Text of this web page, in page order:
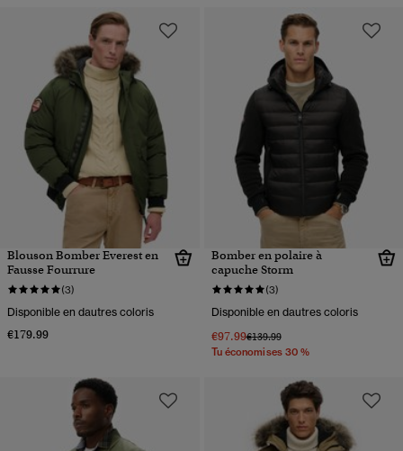
Blouson Bomber Everest en
Fausse Fourrure
(3)
Disponible en dautres coloris
€179.99
Bomber en polaire à
capuche Storm
(3)
Disponible en dautres coloris
€97.99Prix réduit de
€139.99à
Tu économises 30 %